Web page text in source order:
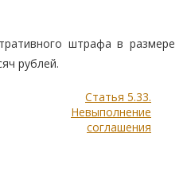
штрафа в размере
рублей.
Статья 5.33.
Невыполнение
соглашения